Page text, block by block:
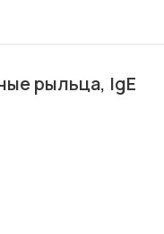
рыльца, IgE